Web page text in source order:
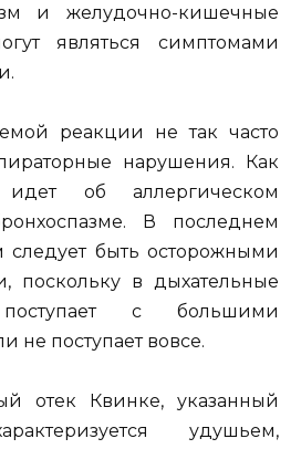
и желудочно-кишечные
являться симптомами
реакции не так часто
нарушения. Как
об аллергическом
В последнем
следует быть осторожными
поскольку в дыхательные
с большими
не поступает вовсе.
отек Квинке, указанный
удушьем,